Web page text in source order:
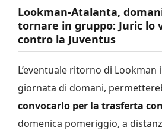
Lookman-Atalanta,
tornare in gruppo: Juric lo
contro la Juventus
L’eventuale ritorno di
giornata di domani,
convocarlo per la trasferta
domenica pomeriggio, a